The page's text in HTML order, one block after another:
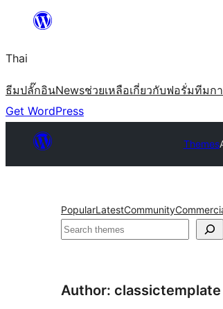
ยัง
เนื้อหา
Thai
ธีมปลั๊กอินNewsช่วยเหลือเกี่ยวกับฟอรั่มทีมก
Get WordPress
Themes
PopularLatestCommunity
ค้นหา
Author: classictemplate